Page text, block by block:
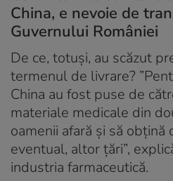
China, e nevoie de
Guvernului României
De ce, totuși, au scăzut
termenul de livrare?
China au fost puse de
materiale medicale din
oamenii afară și să obțină
eventual, altor țări”,
industria farmaceutică.